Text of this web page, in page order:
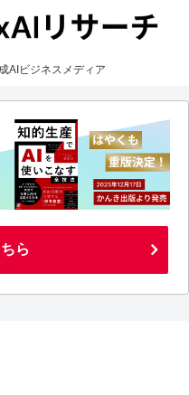
AIビジネスメディア
ら